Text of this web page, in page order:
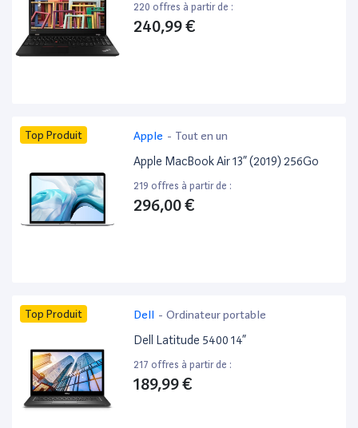
220 offres à partir de :
240,99 €
Top Produit Apple - Tout en un
Apple MacBook Air 13” (2019) 256Go
219 offres à partir de :
296,00 €
Top Produit Dell - Ordinateur portable
Dell Latitude 5400 14”
217 offres à partir de :
189,99 €